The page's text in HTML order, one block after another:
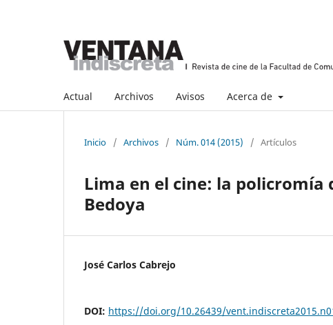
Actual Archivos Avisos Acerca de
Inicio / Archivos / Núm. 014 (2015) / Artículos
Lima en el cine: la policromía
Bedoya
José Carlos Cabrejo
DOI: https://doi.org/10.26439/